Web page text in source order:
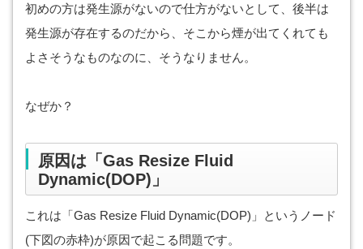
初めの方は発生源がないので仕方がないとして、後半は
発生源が存在するのだから、そこから煙が出てくれても
よさそうなものなのに、そうなりません。
なぜか？
原因は「Gas Resize Fluid
Dynamic(DOP)」
これは「Gas Resize Fluid Dynamic(DOP)」というノード
(下図の赤枠)が原因で起こる問題です。